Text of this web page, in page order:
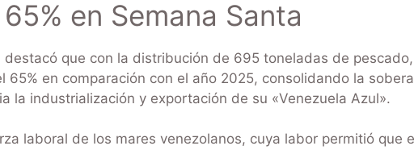
en Semana Santa
que con la distribución de 695 toneladas de
65% en comparación con el año 2025, consolidando la
la industrialización y exportación de su «Venezuela Azul».
laboral de los mares venezolanos, cuya labor permitió que